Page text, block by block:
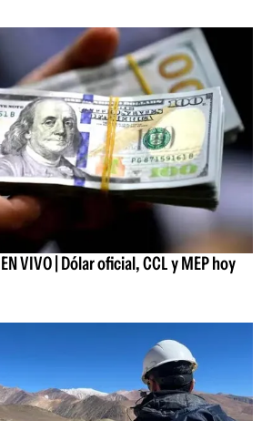
VIVO | Dólar oficial, CCL y MEP hoy